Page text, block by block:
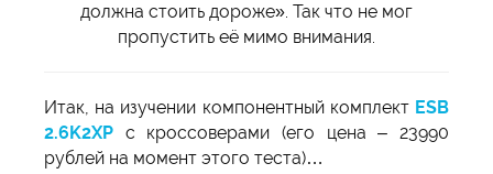
должна стоить дороже». Так что не мог
пропустить её мимо внимания.
Итак, на изучении компонентный комплект ESB
2.6K2XP с кроссоверами (его цена – 23990
рублей на момент этого теста)…